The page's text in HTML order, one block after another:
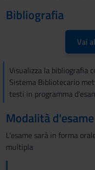
Bibliografia
Vai
Visualizza la bibliografia
Sistema Bibliotecario
testi in programma
Modalità d'esame
L'esame sarà in forma
multipla